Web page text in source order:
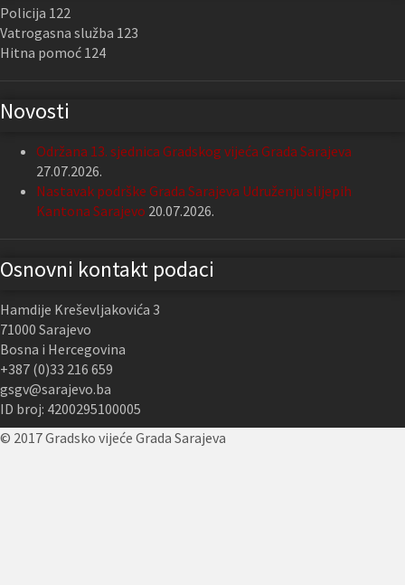
Policija 122
Vatrogasna služba 123
Hitna pomoć 124
Novosti
Održana 13. sjednica Gradskog vijeća Grada Sarajeva
27.07.2026.
Nastavak podrške Grada Sarajeva Udruženju slijepih
Kantona Sarajevo 20.07.2026.
Osnovni kontakt podaci
Hamdije Kreševljakovića 3
71000 Sarajevo
Bosna i Hercegovina
+387 (0)33 216 659
gsgv@sarajevo.ba
ID broj: 4200295100005
© 2017 Gradsko vijeće Grada Sarajeva